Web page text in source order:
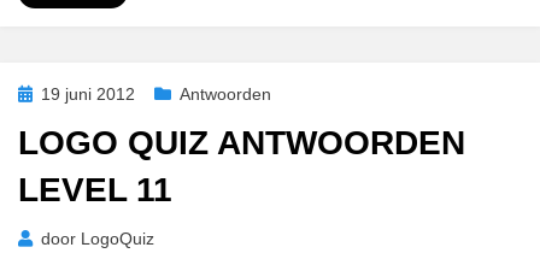
Geplaatst
19 juni 2012 Antwoorden
LOGO QUIZ ANTWOORDEN
LEVEL 11
door LogoQuiz